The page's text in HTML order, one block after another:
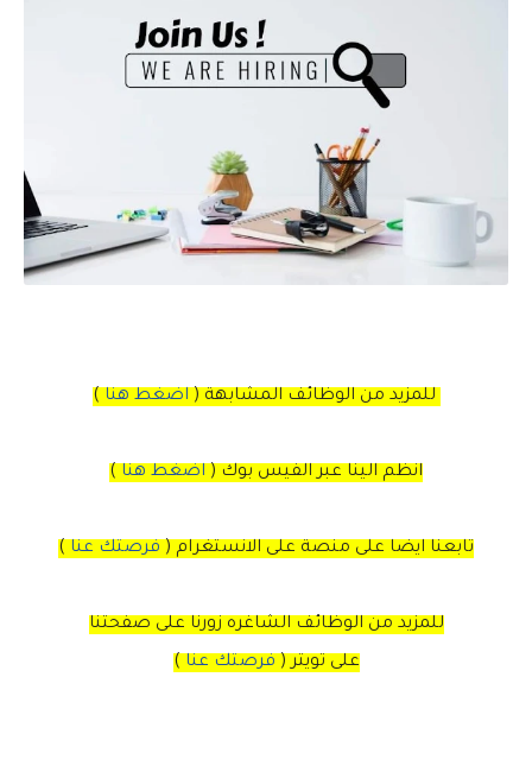
للمزيد من الوظائف المشابهة ( اضغط هنا )
انظم الينا عبر الفيس بوك ( اضغط هنا )
تابعنا ايضا على منصة على الانستغرام ( فرصتك عنا )
للمزيد من الوظائف الشاغره زورنا على صفحتنا
على تويتر( فرصتك عنا )